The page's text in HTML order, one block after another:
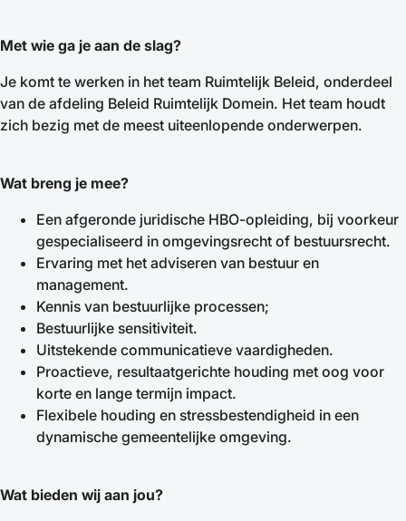
Met wie ga je aan de slag?
Je komt te werken in het team Ruimtelijk Beleid, onderdeel
van de afdeling Beleid Ruimtelijk Domein. Het team houdt
zich bezig met de meest uiteenlopende onderwerpen.
Wat breng je mee?
Een afgeronde juridische HBO-opleiding, bij voorkeur
gespecialiseerd in omgevingsrecht of bestuursrecht.
Ervaring met het adviseren van bestuur en
management.
Kennis van bestuurlijke processen;
Bestuurlijke sensitiviteit.
Uitstekende communicatieve vaardigheden.
Proactieve, resultaatgerichte houding met oog voor
korte en lange termijn impact.
Flexibele houding en stressbestendigheid in een
dynamische gemeentelijke omgeving.
Wat bieden wij aan jou?